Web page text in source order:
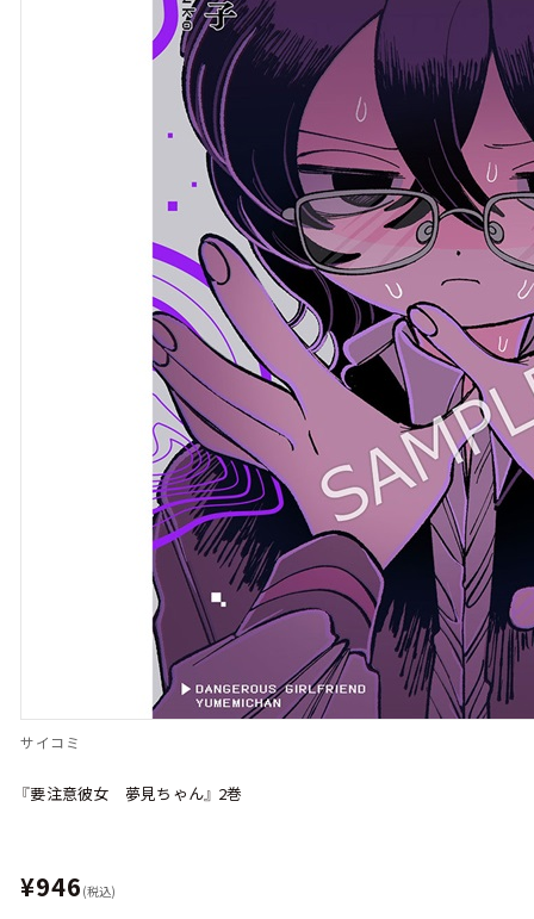
サイコミ
『要注意彼女 夢見ちゃん』 2巻
¥946 (税込)